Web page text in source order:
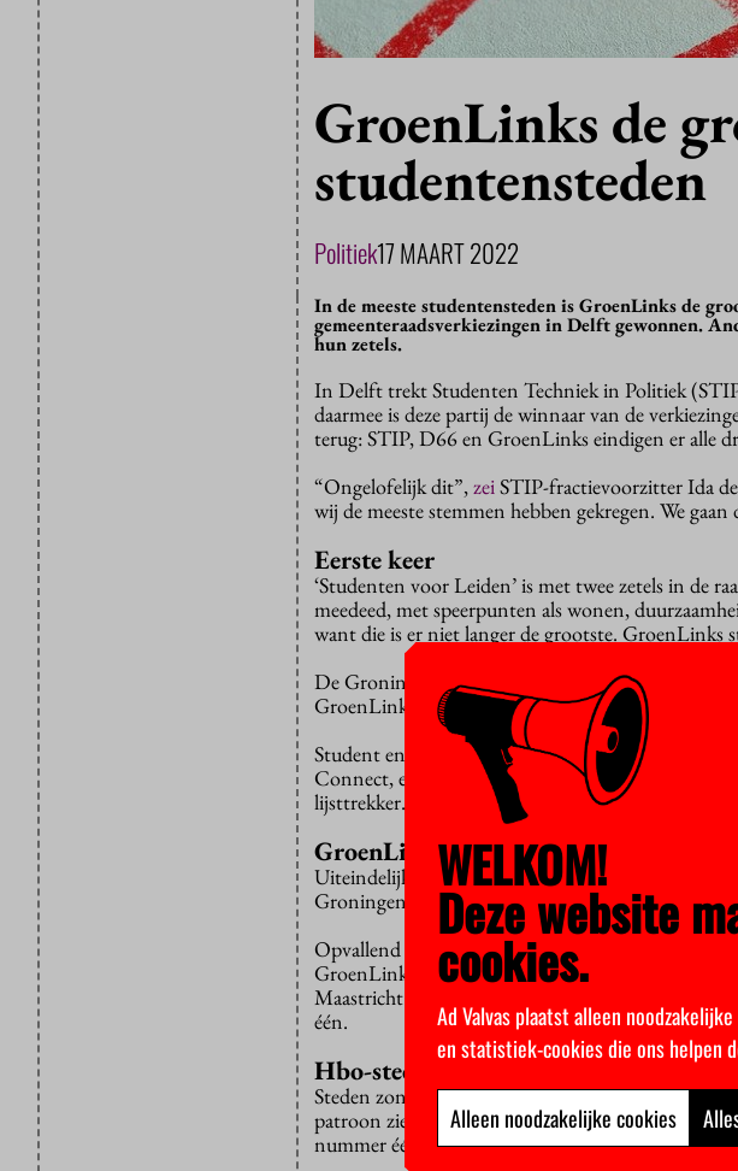
GroenLinks de
studentensteden
Politiek17 MAART 2022
In de meeste studentensteden is GroenLinks de
gemeenteraadsverkiezingen in Delft gewonnen.
hun zetels.
In Delft trekt Studenten Techniek in Politiek
daarmee is deze partij de winnaar van de
terug: STIP, D66 en GroenLinks eindigen er alle
“Ongelofelijk dit”,zeiSTIP-fractievoorzitter Ida
wij de meeste stemmen hebben gekregen. We
Eerste keer
‘Studenten voor Leiden’ is met twee zetels in de
meedeed, met speerpunten als wonen,
want die is er niet langer de grootste. GroenLinks
De Groningse partij Student en Stad stijgt van één
GroenLinks veroverd. Die partij blijft de grootste,
Student en Starter (Utrecht) heeft zijn twee zetels
Connect, een partij voor studenten, jongeren,
lijsttrekker.
GroenLinks
Uiteindelijk is GroenLinks in de meeste
Groningen, Leiden, Nijmegen, Tilburg, Utrecht
Opvallend is de grote winst voor de PvdA in
GroenLinks (van tien naar acht zetels) passeert.
Maastricht heeft de Senioren Partij gewonnen en
één.
Hbo-steden
Steden zonder universiteit, maar met een flink
patroon zien. In Zwolle staan GroenLinks en
nummer één in Arnhem en de nummer twee in
WELKOM!
Deze website
cookies.
Ad Valvas plaatst alleen
en statistiek-cookies die ons helpen
Alleen noodzakelijke cookies